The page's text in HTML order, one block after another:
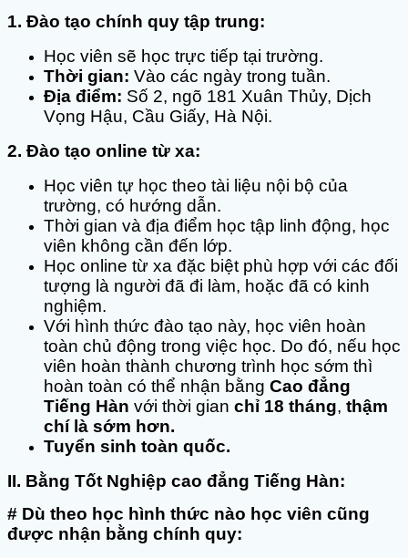
1. Đào tạo chính quy tập trung:
Học viên sẽ học trực tiếp tại trường.
Thời gian: Vào các ngày trong tuần.
Địa điểm: Số 2, ngõ 181 Xuân Thủy, Dịch
Vọng Hậu, Cầu Giấy, Hà Nội.
2. Đào tạo online từ xa:
Học viên tự học theo tài liệu nội bộ của
trường, có hướng dẫn.
Thời gian và địa điểm học tập linh động, học
viên không cần đến lớp.
Học online từ xa đặc biệt phù hợp với các đối
tượng là người đã đi làm, hoặc đã có kinh
nghiệm.
Với hình thức đào tạo này, học viên hoàn
toàn chủ động trong việc học. Do đó, nếu học
viên hoàn thành chương trình học sớm thì
hoàn toàn có thể nhận bằng Cao đẳng
Tiếng Hàn với thời gian chỉ 18 tháng, thậm
chí là sớm hơn.
Tuyển sinh toàn quốc.
II. Bằng Tốt Nghiệp cao đẳng Tiếng Hàn:
# Dù theo học hình thức nào học viên cũng
được nhận bằng chính quy: